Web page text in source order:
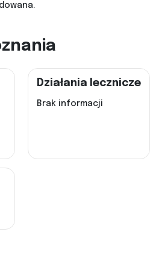
Działania lecznicze
Brak informacji